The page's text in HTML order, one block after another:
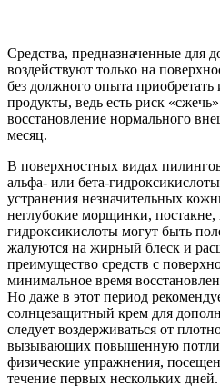
Средства, предназначенные для
воздействуют только на
без должного опыта приобретать
продукты, ведь есть риск
восстановление нормального
месяц.
В поверхностных видах
альфа- или бета-
устранения незначительных
неглубокие морщинки,
гидроксикислоты могут быть
жалуются на жирный блеск и
преимущество средств с
минимальное время
Но даже в этот период
солнцезащитный крем для
следует воздерживаться от
вызывающих повышенную
физические упражнения,
течение первых нескольких дней.